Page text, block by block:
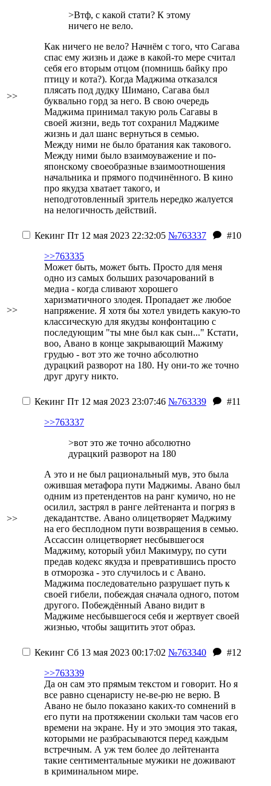
>>
>Втф, с какой стати? К этому
ничего не вело.
Как ничего не вело? Начнём с того, что Сагава
спас ему жизнь и даже в какой-то мере считал
себя его вторым отцом (помнишь байку про
птицу и кота?). Когда Маджима отказался
плясать под дудку Шимано, Сагава был
буквально горд за него. В свою очередь
Маджима принимал такую роль Сагавы в
своей жизни, ведь тот сохранил Маджиме
жизнь и дал шанс вернуться в семью.
Между ними не было братания как такового.
Между ними было взаимоуважение и по-
японскому своеобразные взаимоотношения
начальника и прямого подчинённого. В кино
про якудза хватает такого, и
неподготовленный зритель нередко жалуется
на нелогичность действий.
>>
Кекинг Пт 12 мая 2023 22:32:05 №763337
#10
>>763335
Может быть, может быть. Просто для меня
одно из самых больших разочарований в
медиа - когда сливают хорошего
харизматичного злодея. Пропадает же любое
напряжение. Я хотя бы хотел увидеть какую-то
классическую для якудзы конфонтацию с
последующим "ты мне был как сын..." Кстати,
воо, Авано в конце закрывающий Мажиму
грудью - вот это же точно абсолютно
дурацкий разворот на 180. Ну они-то же точно
друг другу никто.
>>
Кекинг Пт 12 мая 2023 23:07:46 №763339
#11
>>763337
>вот это же точно абсолютно
дурацкий разворот на 180
А это и не был рациональный мув, это была
ожившая метафора пути Маджимы. Авано был
одним из претендентов на ранг кумичо, но не
осилил, застрял в ранге лейтенанта и погряз в
декадантстве. Авано олицетворяет Маджиму
на его бесплодном пути возвращения в семью.
Ассассин олицетворяет несбывшегося
Маджиму, который убил Макимуру, по сути
предав кодекс якудза и превратившись просто
в отморозка - это случилось и с Авано.
Маджима последовательно разрушает путь к
своей гибели, побеждая сначала одного, потом
другого. Побеждённый Авано видит в
Маджиме несбывшегося себя и жертвует своей
жизнью, чтобы защитить этот образ.
Кекинг Сб 13 мая 2023 00:17:02 №763340
#12
>>763339
Да он сам это прямым текстом и говорит. Но я
все равно сценаристу не-ве-рю не верю. В
Авано не было показано каких-то сомнений в
его пути на протяжении скольки там часов его
времени на экране. Ну и это эмоция это такая,
которыми не разбрасываются перед каждым
встречным. А уж тем более до лейтенанта
такие сентиментальные мужики не доживают
в криминальном мире.